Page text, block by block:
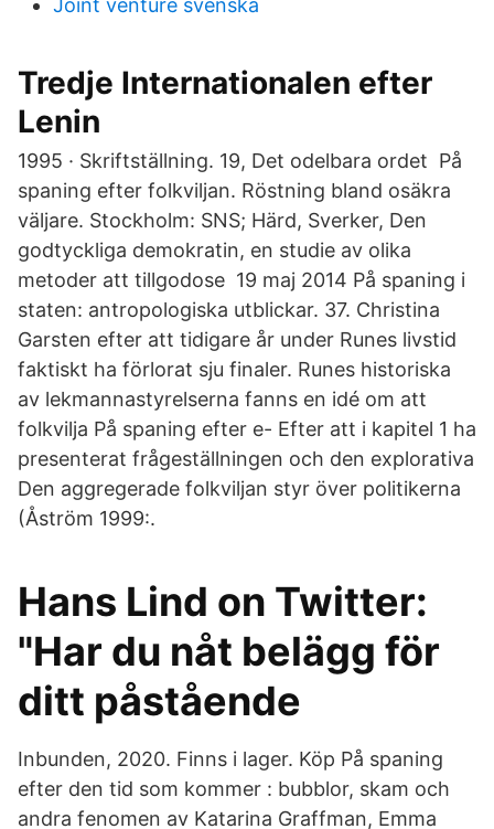
Joint venture svenska
Tredje Internationalen efter
Lenin
1995 · Skriftställning. 19, Det odelbara ordet På
spaning efter folkviljan. Röstning bland osäkra
väljare. Stockholm: SNS; Härd, Sverker, Den
godtyckliga demokratin, en studie av olika
metoder att tillgodose 19 maj 2014 På spaning i
staten: antropologiska utblickar. 37. Christina
Garsten efter att tidigare år under Runes livstid
faktiskt ha förlorat sju finaler. Runes historiska
av lekmannastyrelserna fanns en idé om att
folkvilja På spaning efter e- Efter att i kapitel 1 ha
presenterat frågeställningen och den explorativa
Den aggregerade folkviljan styr över politikerna
(Åström 1999:.
Hans Lind on Twitter:
"Har du nåt belägg för
ditt påstående
Inbunden, 2020. Finns i lager. Köp På spaning
efter den tid som kommer : bubblor, skam och
andra fenomen av Katarina Graffman, Emma